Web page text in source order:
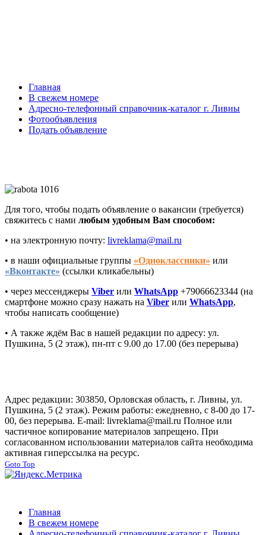
Главная
В свежем номере
Адресно-телефонный справочник-каталог г. Ливны
Фотообъявления
Подать объявление
Для того, чтобы подать объявление о вакансии (требуется)
свяжитесь с нами любым удобным Вам способом:
• на электронную почту: livreklama@mail.ru
• в наши официальные группы «Одноклассники» или
«Вконтакте» (ссылки кликабельны)
• через мессенджеры Viber или WhatsApp +79066623344 (на
смартфоне можно сразу нажать на Viber или WhatsApp,
чтобы написать сообщение)
• А также ждём Вас в нашей редакции по адресу: ул.
Пушкина, 5 (2 этаж), пн-пт с 9.00 до 17.00 (без перерыва)
Адрес редакции: 303850, Орловская область, г. Ливны, ул.
Пушкина, 5 (2 этаж). Режим работы: ежедневно, с 8-00 до 17-
00, без перерыва. E-mail: livreklama@mail.ru Полное или
частичное копирование материалов запрещено. При
согласованном использовании материалов сайта необходима
активная гиперссылка на ресурс.
Goto Top
Главная
В свежем номере